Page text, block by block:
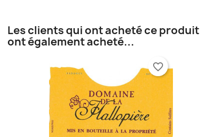
Les clients qui ont acheté ce produit
ont également acheté...
favorite_border